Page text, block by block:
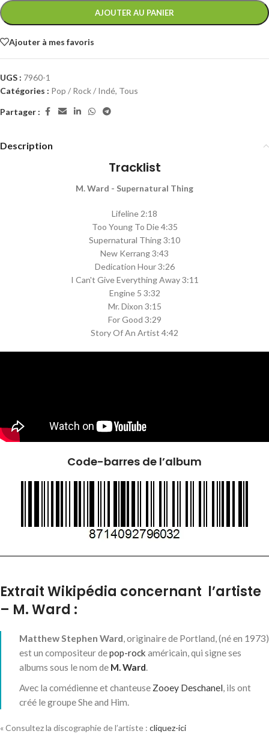
AJOUTER AU PANIER
Ajouter à mes favoris
UGS : 7960-1
Catégories : Pop / Rock / Indé, Tous
Partager :
Description
Tracklist
M. Ward - Supernatural Thing
Lifeline 2:18
Too Young To Die 4:35
Supernatural Thing 3:10
New Kerrang 3:43
Dedication Hour 3:26
I Can't Give Everything Away 3:11
Engine 5 3:32
Mr. Dixon 3:15
For Good 3:29
Story Of An Artist 4:42
Code-barres de l’album
Extrait Wikipédia concernant l’artiste
– M. Ward :
Matthew Stephen Ward, originaire de Portland, (né en 1973)
est un compositeur depop-rock américain, qui signe ses
albums sous le nom de M. Ward.
Avec la comédienne et chanteuse Zooey Deschanel, ils ont
créé le groupe She and Him.
« Consultez la discographie de l’artiste : cliquez-ici